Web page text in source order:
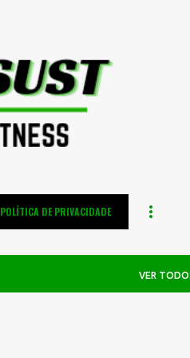
POLÍTICA DE PRIVACIDADE
VER